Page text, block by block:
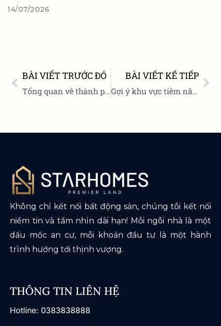
14/07/2026
BÀI VIẾT TRƯỚC ĐÓ
Tổng quan về thành phố Melbourne ở Úc – Trung tâm văn hoá, giáo dục và phát triển hàng đầu
BÀI VIẾT KẾ TIẾP
Gợi ý khu vực tiềm năng mua nhà ở Melbourne cho người Việt
Không chỉ kết nối bất động sản, chúng tôi kết nối
niềm tin và tầm nhìn dài hạn! Mỗi ngôi nhà là một
dấu mốc an cư, mỗi khoản đầu tư là một hành
trình hướng tới thịnh vượng.
THÔNG TIN LIÊN HỆ
​Hotline: 0383838888